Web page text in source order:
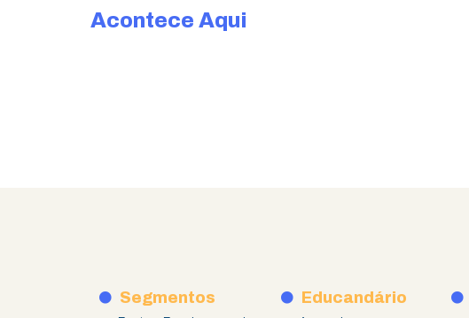
Acontece Aqui
Segmentos Educandário